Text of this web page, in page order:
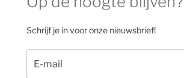
Schrijf je in voor onze nieuwsbrief!